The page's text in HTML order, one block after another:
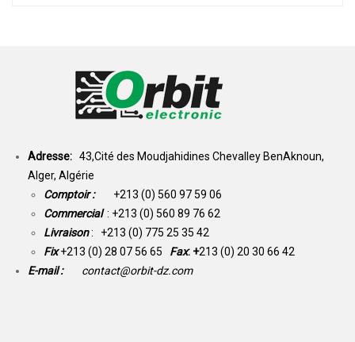
Adresse: 43,Cité des Moudjahidines Chevalley BenAknoun,
Alger, Algérie
Comptoir : +213 (0) 560 97 59 06
Commercial : +213 (0) 560 89 76 62
Livraison: +213 (0) 775 25 35 42
Fix +213 (0) 28 07 56 65 Fax: +213 (0) 20 30 66 42
E-mail :
contact@orbit-dz.com